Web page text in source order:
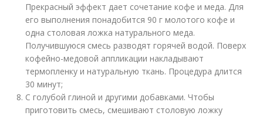
Прекрасный эффект дает сочетание кофе и меда. Для
его выполнения понадобится 90 г молотого кофе и
одна столовая ложка натурального меда.
Получившуюся смесь разводят горячей водой. Поверх
кофейно-медовой аппликации накладывают
термопленку и натуральную ткань. Процедура длится
30 минут;
С голубой глиной и другими добавками. Чтобы
приготовить смесь, смешивают столовую ложку